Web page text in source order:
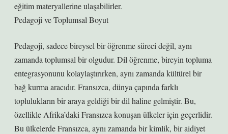
eğitim materyallerine ulaşabilirler.
Pedagoji ve Toplumsal Boyut
Pedagoji, sadece bireysel bir öğrenme süreci değil, aynı
zamanda toplumsal bir olgudur. Dil öğrenme, bireyin topluma
entegrasyonunu kolaylaştırırken, aynı zamanda kültürel bir
bağ kurma aracıdır. Fransızca, dünya çapında farklı
toplulukların bir araya geldiği bir dil haline gelmiştir. Bu,
özellikle Afrika’daki Fransızca konuşan ülkeler için geçerlidir.
Bu ülkelerde Fransızca, aynı zamanda bir kimlik, bir aidiyet